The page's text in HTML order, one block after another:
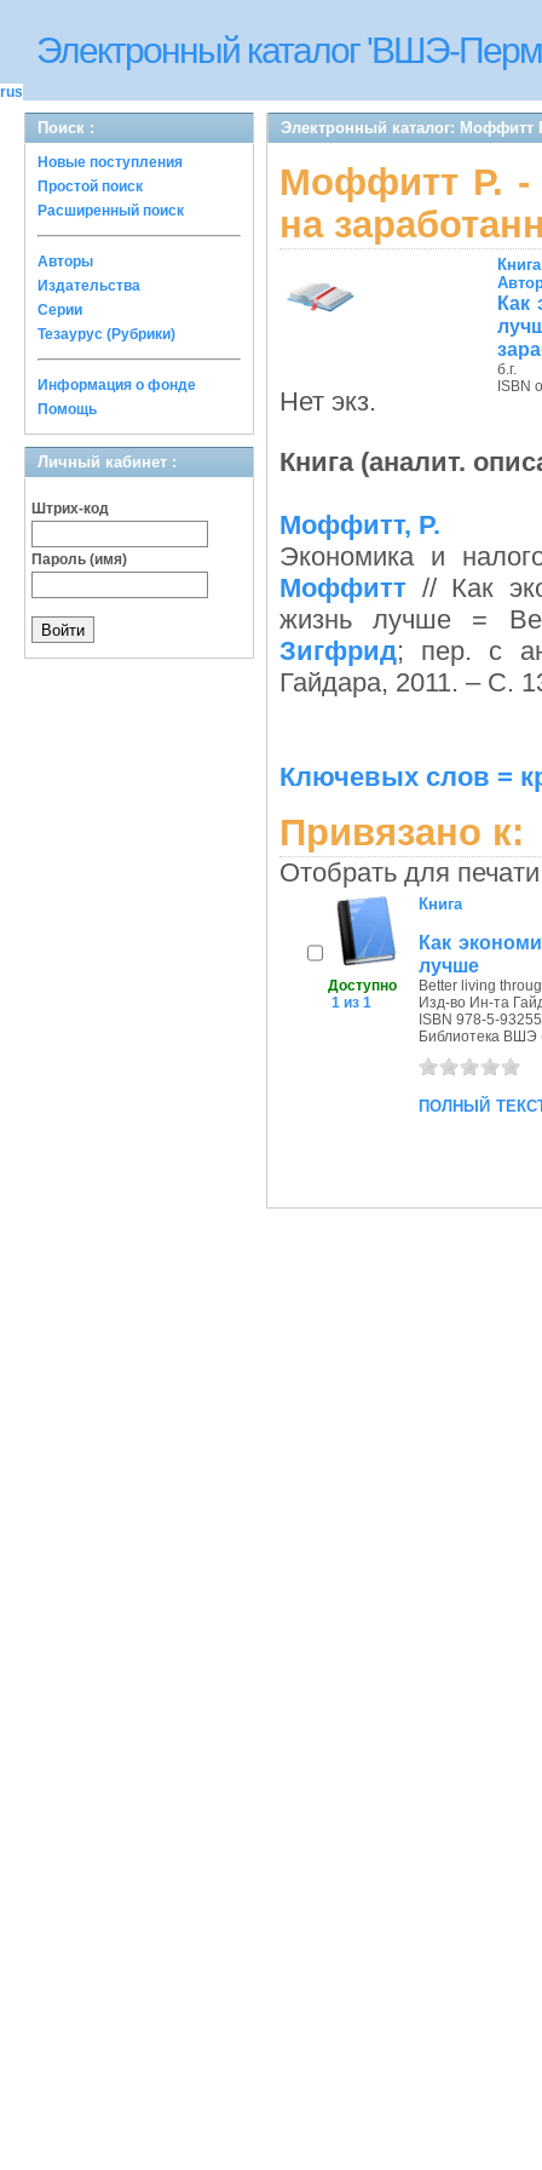
Электронный каталог 'ВШЭ-
rus
Поиск :
Новые поступления
Простой поиск
Расширенный поиск
Авторы
Издательства
Серии
Тезаурус (Рубрики)
Информация о фонде
Помощь
Личный кабинет :
Штрих-код
Пароль (имя)
Электронный каталог: Моффитт
Моффитт Р. -
на
Нет экз.
Как
б.г.
ISBN
Книга (аналит.
Моффитт, Р.
Экономика и
Моффитт // Как
жизнь лучше =
Зигфрид; пер. с
Гайдара, 2011. – С.
Ключевых слов =
Привязано к:
Отобрать для
Доступно
1 из 1
Книга
Как
лучше
Better living
Изд-во Ин-та
ISBN 978-5-
Библиотека ВШЭ
полный